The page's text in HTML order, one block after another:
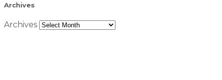
Archives
Archives